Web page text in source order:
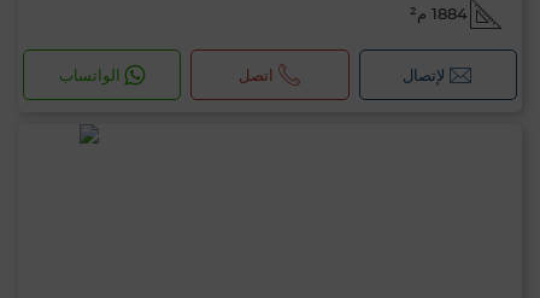
1884 م²
لإتصال اتصل الواتساب